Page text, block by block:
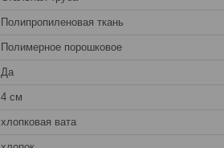
Полипропиленовая ткань
Полимерное порошковое
Да
4 см
хлопковая вата